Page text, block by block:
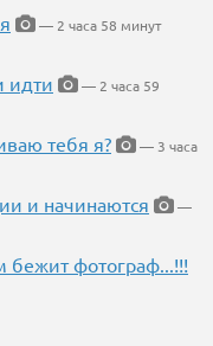
— 2 часа 58 минут
идти
— 2 часа 59
тебя я?
— 3 часа
и начинаются
—
бежит фотограф...!!!